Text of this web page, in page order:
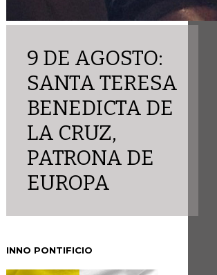
9 DE AGOSTO:
SANTA TERESA
BENEDICTA DE
LA CRUZ,
PATRONA DE
EUROPA
INNO PONTIFICIO